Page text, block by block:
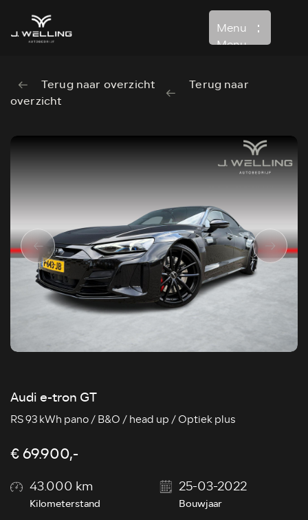
Menu
Menu
Home
Diensten
Over ons
Verkocht
Contact
Terug naar overzicht
Terug naar
overzicht
Audi e-tron GT
RS 93 kWh pano / B&O / head up / Optiek plus
€ 69.900,-
43.000 km
Kilometerstand
25-03-2022
Bouwjaar